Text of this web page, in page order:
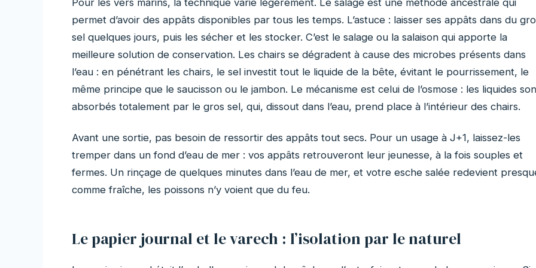
permet d’avoir des appâts disponibles par tous les temps. L’astuce : laisser ses appâts dans du
sel quelques jours, puis les sécher et les stocker. C’est le salage ou la salaison qui apporte la
meilleure solution de conservation. Les chairs se dégradent à cause des microbes présents dans
l’eau : en pénétrant les chairs, le sel investit tout le liquide de la bête, évitant le pourrissement, le
même principe que le saucisson ou le jambon. Le mécanisme est celui de l’osmose : les liquides
absorbés totalement par le gros sel, qui, dissout dans l’eau, prend place à l’intérieur des chairs.
Avant une sortie, pas besoin de ressortir des appâts tout secs. Pour un usage à J+1, laissez-les
tremper dans un fond d’eau de mer : vos appâts retrouveront leur jeunesse, à la fois souples et
fermes. Un rinçage de quelques minutes dans l’eau de mer, et votre esche salée redevient
comme fraîche, les poissons n’y voient que du feu.
Le papier journal et le varech : l’isolation par le naturel